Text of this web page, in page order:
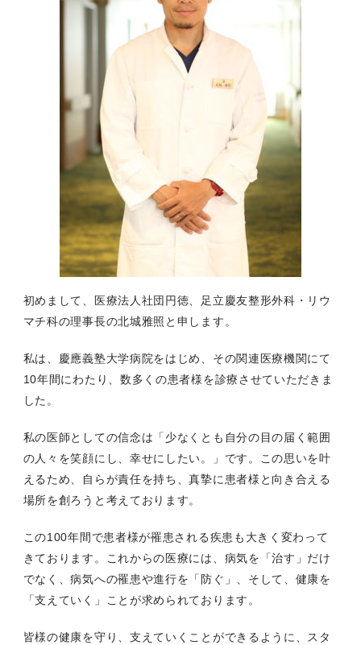
初めまして、医療法人社団円徳、足立慶友整形外科・リウ
マチ科の理事長の北城雅照と申します。
私は、慶應義塾大学病院をはじめ、その関連医療機関にて
10年間にわたり、数多くの患者様を診療させていただきま
した。
私の医師としての信念は「少なくとも自分の目の届く範囲
の人々を笑顔にし、幸せにしたい。」です。この思いを叶
えるため、自らが責任を持ち、真摯に患者様と向き合える
場所を創ろうと考えております。
この100年間で患者様が罹患される疾患も大きく変わって
きております。これからの医療には、病気を「治す」だけ
でなく、病気への罹患や進行を「防ぐ」、そして、健康を
「支えていく」ことが求められております。
皆様の健康を守り、支えていくことができるように、スタ